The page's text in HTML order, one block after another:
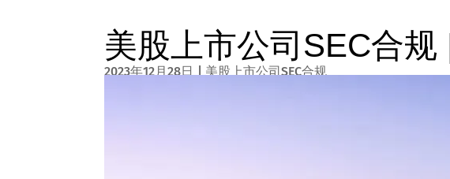
美股上市公司SEC合
2023年12月28日 | 美股上市公司SEC合规